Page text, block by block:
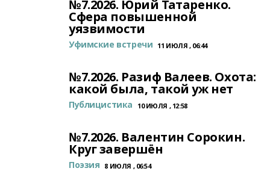
№7.2026. Юрий Татаренко.
Сфера повышенной
уязвимости
Уфимские встречи 11 ИЮЛЯ , 06:44
№7.2026. Разиф Валеев. Охота:
какой была, такой уж нет
Публицистика 10 ИЮЛЯ , 12:58
№7.2026. Валентин Сорокин.
Круг завершён
Поэзия 8 ИЮЛЯ , 06:54